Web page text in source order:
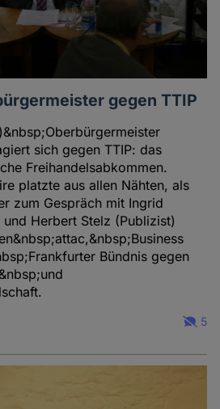
gegen TTIP
sich gegen TTIP: das
Freihandelsabkommen.
platzte aus allen Nähten, als
zum Gespräch mit Ingrid
Herbert Stelz (Publizist)
Bündnis gegen
5